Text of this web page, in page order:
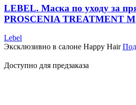
LEBEL. Маска по уходу за
PROSCENIA TREATMENT M
Lebel
Эксклюзивно в салоне Happy Hair
Доступно для предзаказа